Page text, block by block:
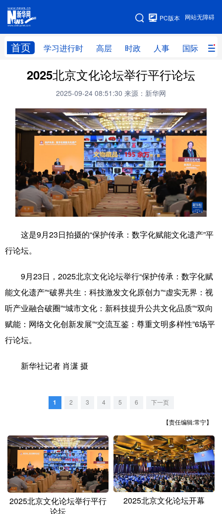
网站无障碍
PC版本
首页 学习进行时 高层 时政 人事 国际 财
网站地图
学习进行时 高层 时政 人事
财经 网评
台湾 思客智库 全球连线 教育
科技 科创 量子 体育
书画 健康 军事
访谈 视频 图片 政务
法律 中央文件 金融 汽车
公益 一带一路 亚太网 上市公司
文化产业
地方频道
吉林 上海
江西
山东 河南 湖北 湖南
广东 广西 海南 重庆
四川 贵州 云南 西藏
2025北京文化论坛举行平行论坛
2025-09-24 08:51:30 来源：新华网
这是9月23日拍摄的“保护传承：数字化赋能文化遗产”平
行论坛。
9月23日，2025北京文化论坛举行“保护传承：数字化赋
能文化遗产”“破界共生：科技激发文化原创力”“虚实无界：视
听产业融合破圈”“城市文化：新科技提升公共文化品质”“双向
赋能：网络文化创新发展”“交流互鉴：尊重文明多样性”6场平
行论坛。
新华社记者 肖潇 摄
1 2 3 4 5 6 下一页
【责任编辑:常宁】
2025北京文化论坛举行平行
论坛
2025北京文化论坛开幕